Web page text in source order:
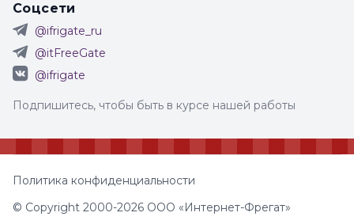
Соцсети
@ifrigate_ru
@itFreeGate
@ifrigate
Подпишитесь, чтобы быть в курсе нашей работы
© Copyright 2000-2026 ООО «Интернет-Фрегат»
Политика конфиденциальности